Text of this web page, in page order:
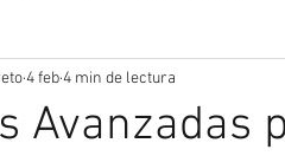
Juvenil Psicología
Avanzadas
4 feb4 min de lectura